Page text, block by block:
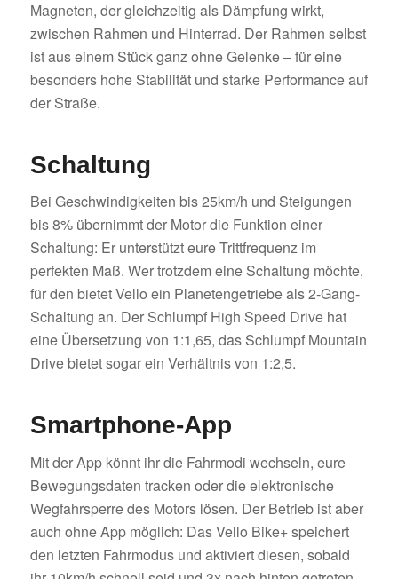
Magneten, der gleichzeitig als Dämpfung wirkt,
zwischen Rahmen und Hinterrad. Der Rahmen selbst
ist aus einem Stück ganz ohne Gelenke – für eine
besonders hohe Stabilität und starke Performance auf
der Straße.
Schaltung
Bei Geschwindigkeiten bis 25km/h und Steigungen
bis 8% übernimmt der Motor die Funktion einer
Schaltung: Er unterstützt eure Trittfrequenz im
perfekten Maß. Wer trotzdem eine Schaltung möchte,
für den bietet Vello ein Planetengetriebe als 2-Gang-
Schaltung an. Der Schlumpf High Speed Drive hat
eine Übersetzung von 1:1,65, das Schlumpf Mountain
Drive bietet sogar ein Verhältnis von 1:2,5.
Smartphone-App
Mit der App könnt ihr die Fahrmodi wechseln, eure
Bewegungsdaten tracken oder die elektronische
Wegfahrsperre des Motors lösen. Der Betrieb ist aber
auch ohne App möglich: Das Vello Bike+ speichert
den letzten Fahrmodus und aktiviert diesen, sobald